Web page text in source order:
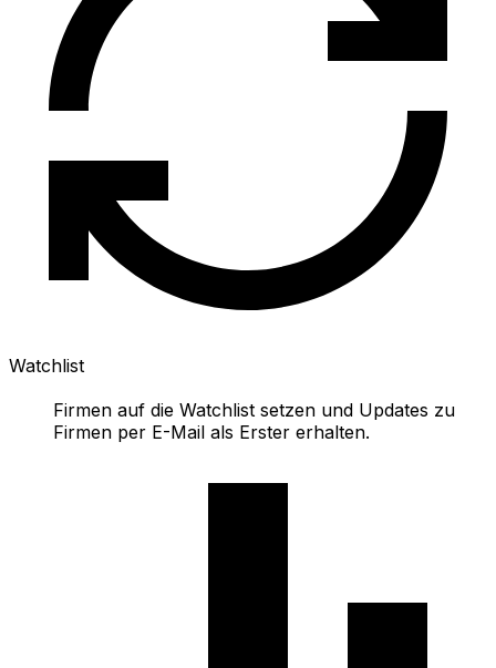
Watchlist
Firmen auf die Watchlist setzen und Updates zu
Firmen per E-Mail als Erster erhalten.